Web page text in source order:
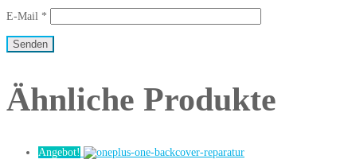
E-Mail *
Ähnliche Produkte
Angebot!